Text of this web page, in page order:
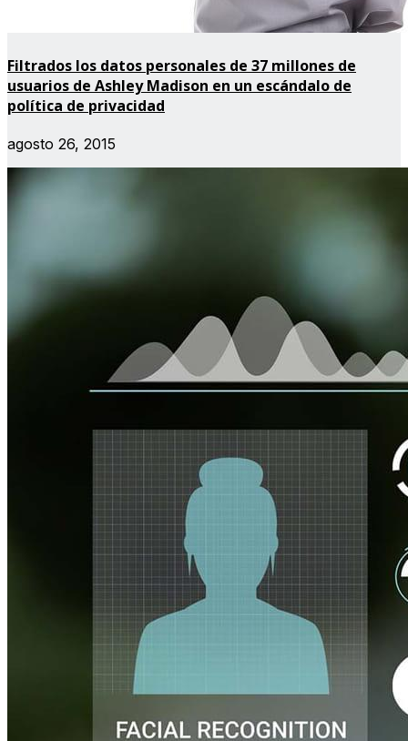
Filtrados los datos personales de 37 millones de
usuarios de Ashley Madison en un escándalo de
política de privacidad
agosto 26, 2015